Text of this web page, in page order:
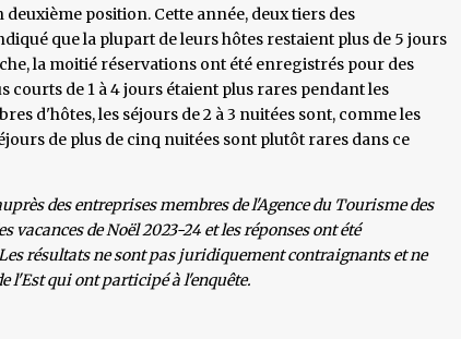
position. Cette année, deux tiers des
que la plupart de leurs hôtes restaient plus de 5 jours
la moitié réservations ont été enregistrés pour des
courts de 1 à 4 jours étaient plus rares pendant les
d'hôtes, les séjours de 2 à 3 nuitées sont, comme les
de plus de cinq nuitées sont plutôt rares dans ce
des entreprises membres de l'Agence du Tourisme des
vacances de Noël 2023-24 et les réponses ont été
résultats ne sont pas juridiquement contraignants et ne
l'Est qui ont participé à l'enquête.